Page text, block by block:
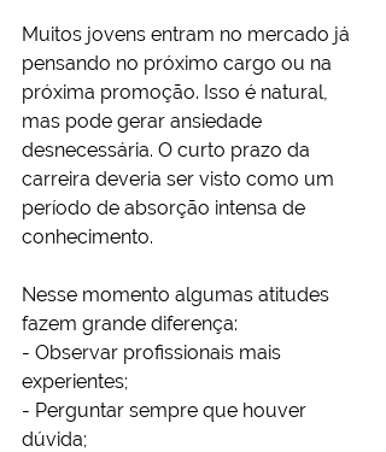
Muitos jovens entram no mercado já
pensando no próximo cargo ou na
próxima promoção. Isso é natural,
mas pode gerar ansiedade
desnecessária. O curto prazo da
carreira deveria ser visto como um
período de absorção intensa de
conhecimento.
Nesse momento algumas atitudes
fazem grande diferença:
- Observar profissionais mais
experientes;
- Perguntar sempre que houver
dúvida;